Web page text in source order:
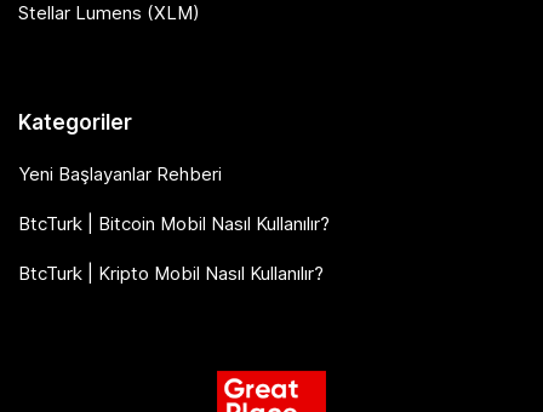
Stellar Lumens (XLM)
Kategoriler
Yeni Başlayanlar Rehberi
BtcTurk | Bitcoin Mobil Nasıl Kullanılır?
BtcTurk | Kripto Mobil Nasıl Kullanılır?